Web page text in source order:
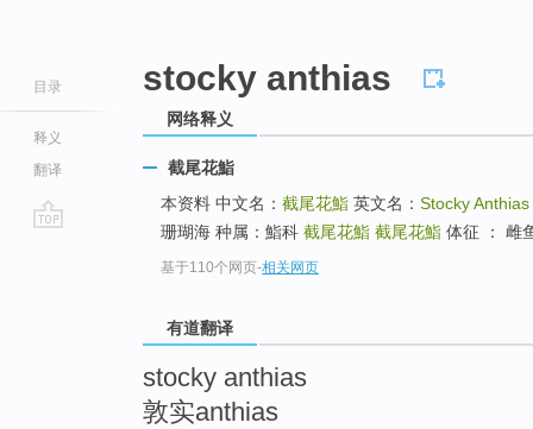
目录
释义
翻译
stocky anthias
网络释义
截尾花鮨
本资料 中文名： 截尾花鮨 英文名： Stocky Anthias
珊瑚海 种属：鮨科 截尾花鮨 截尾花鮨 体征 ： 雌
基于110个网页-相关网页
有道翻译
stocky anthias
敦实anthias